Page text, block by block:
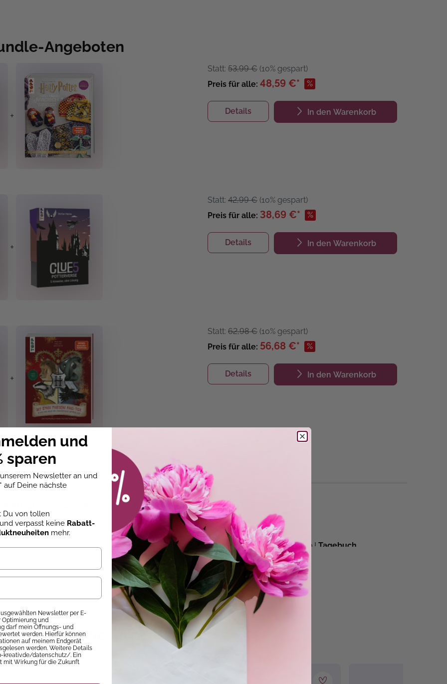
Angeboten
+
Statt: 53,99 € (10% gespart)
Preis für alle: 48,59 €* %
Details In den Warenkorb
+
Statt: 42,99 € (10% gespart)
Preis für alle: 38,69 €* %
Details In den Warenkorb
+
Statt: 62,98 € (10% gespart)
Preis für alle: 56,68 €* %
Details In den Warenkorb
für magische (Schul-)Pausen!
in die magischeZauberwelt rund um Hogwarts,Harry Potter , Hermine & Co.! Tagebuch,
aufschlagen & loslegen!
Art nichts Wichtiges vergisst, findest du in diesem Zauberbuch Platz für deineStundenpläne
- übersichtlich versammelt, sodass du immer alles im Blickhast! Magischer Spaß garantiert – für dich &
Tac Toe, Schiffe versenken u. v. m.
Ähnliche Produkte
und
sparen
Newsletter an und
* auf Deine nächste
Du von tollen
verpasst keine Rabatt-
mehr.
Newsletter per E-
Optimierung und
darf mein Öffnungs- und
werden. Hierfür können
auf meinem Endgerät
werden. Weitere Details
kreativ.de/datenschutz/. Ein
mit Wirkung für die Zukunft